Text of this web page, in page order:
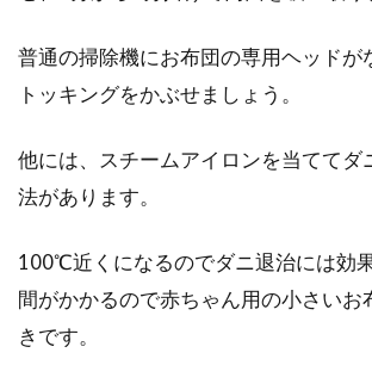
普通の掃除機にお布団の専用ヘッドが
トッキングをかぶせましょう。
他には、スチームアイロンを当ててダ
法があります。
100℃近くになるのでダニ退治には効
間がかかるので赤ちゃん用の小さいお
きです。